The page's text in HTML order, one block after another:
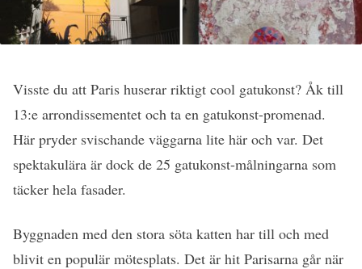
Visste du att Paris huserar riktigt cool gatukonst? Åk till
13:e arrondissementet och ta en gatukonst-promenad.
Här pryder svischande väggarna lite här och var. Det
spektakulära är dock de 25 gatukonst-målningarna som
täcker hela fasader.
Byggnaden med den stora söta katten har till och med
blivit en populär mötesplats. Det är hit Parisarna går när